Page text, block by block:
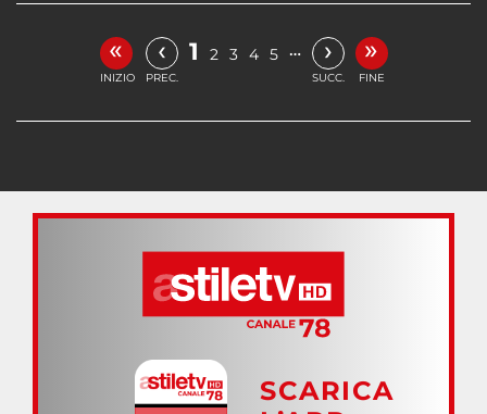
«
INIZIO
‹
PREC.
1 2 3 4 5 … ›
SUCC.
»
FINE
SCARICA